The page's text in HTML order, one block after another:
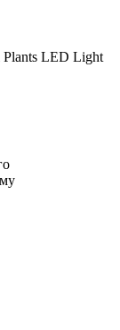
Plants LED Light